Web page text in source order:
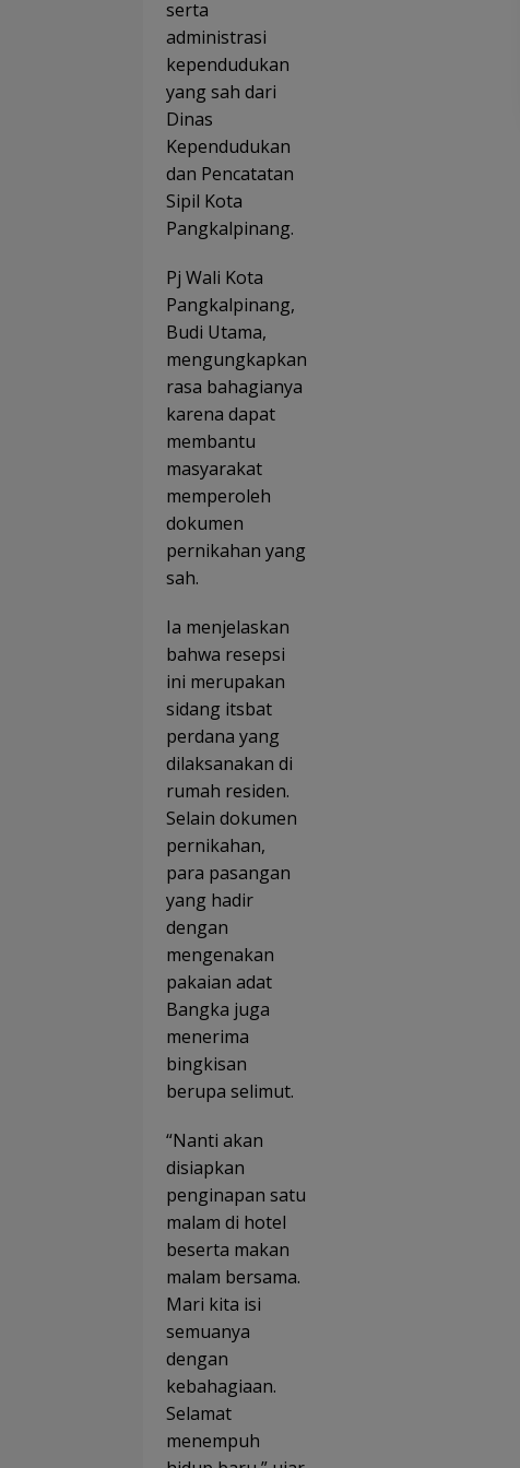
serta
administrasi
kependudukan
yang sah dari
Dinas
Kependudukan
dan Pencatatan
Sipil Kota
Pangkalpinang.
Pj Wali Kota
Pangkalpinang,
Budi Utama,
mengungkapkan
rasa bahagianya
karena dapat
membantu
masyarakat
memperoleh
dokumen
pernikahan yang
sah.
Ia menjelaskan
bahwa resepsi
ini merupakan
sidang itsbat
perdana yang
dilaksanakan di
rumah residen.
Selain dokumen
pernikahan,
para pasangan
yang hadir
dengan
mengenakan
pakaian adat
Bangka juga
menerima
bingkisan
berupa selimut.
“Nanti akan
disiapkan
penginapan satu
malam di hotel
beserta makan
malam bersama.
Mari kita isi
semuanya
dengan
kebahagiaan.
Selamat
menempuh